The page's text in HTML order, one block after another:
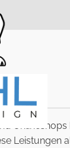
Leistungen